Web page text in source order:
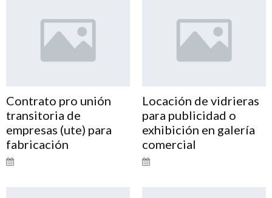
Contrato pro unión
transitoria de
empresas (ute) para
fabricación
Locación de vidrieras
para publicidad o
exhibición en galería
comercial